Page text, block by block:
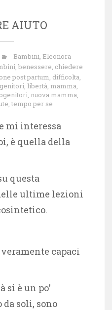
AIUTO
Bambini, Eleonora
, benessere, chiedere
post partum, difficolta,
genitori, libertà, mamma,
, nuova mamma,
,tempo per se
mi interessa
è quella della
questa
ultime lezioni
capaci
si è un po’
soli, sono